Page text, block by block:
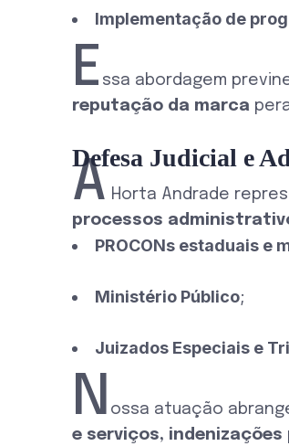
Implementação de
E ssa abordagem
reputação da marca
Defesa Judicial e
A Horta Andrade
processos
PROCONs estaduais e
Ministério Público;
Juizados Especiais e
N ossa atuação
e serviços,